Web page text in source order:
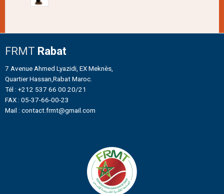
FRMT Rabat
7 Avenue Ahmed Lyazidi, EX Meknès,
Quartier Hassan,Rabat Maroc.
Tél : +212 537 66 00 20/21
FAX : 05-37-66-00-23
Mail : contact.frmt@gmail.com